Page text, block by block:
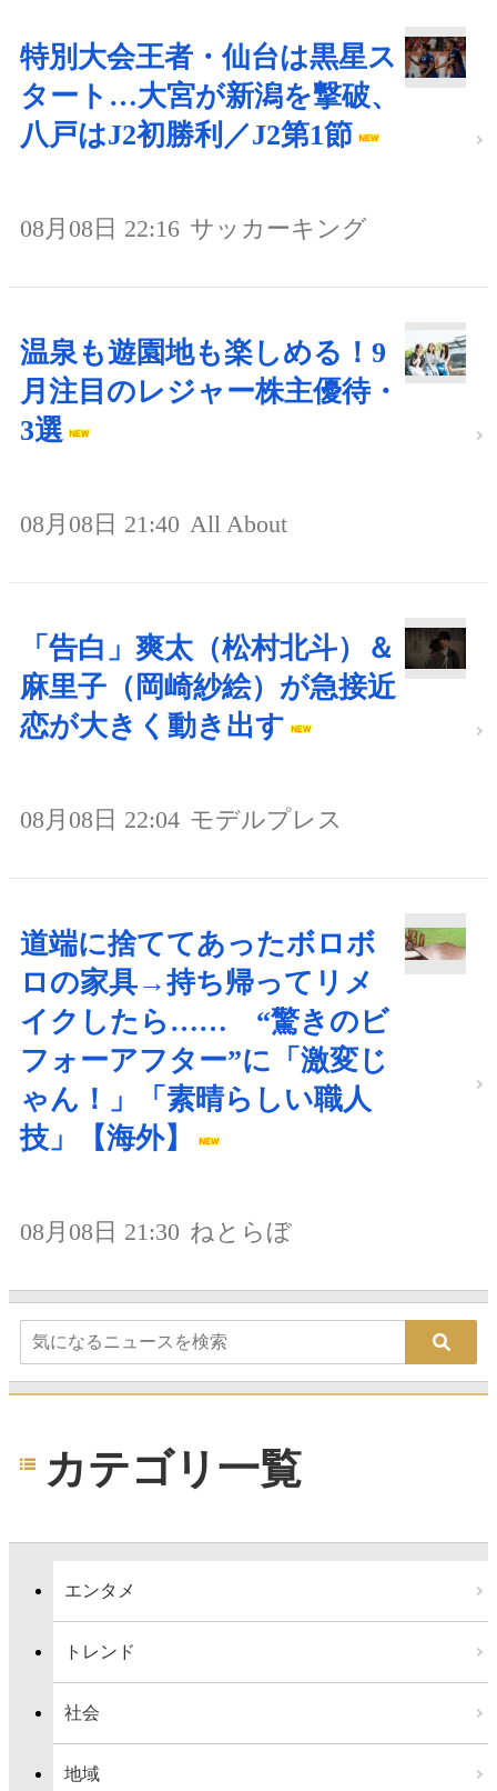
特別大会王者・仙台は黒星ス
タート…大宮が新潟を撃破、
八戸はJ2初勝利／J2第1節
08月08日 22:16 サッカーキング
温泉も遊園地も楽しめる！9
月注目のレジャー株主優待・
3選
08月08日 21:40 All About
「告白」爽太（松村北斗）＆
麻里子（岡崎紗絵）が急接近
恋が大きく動き出す
08月08日 22:04 モデルプレス
道端に捨ててあったボロボ
ロの家具→持ち帰ってリメ
イクしたら…… “驚きのビ
フォーアフター”に「激変じ
ゃん！」「素晴らしい職人
技」【海外】
08月08日 21:30 ねとらぼ
カテゴリ一覧
エンタメ
トレンド
社会
地域